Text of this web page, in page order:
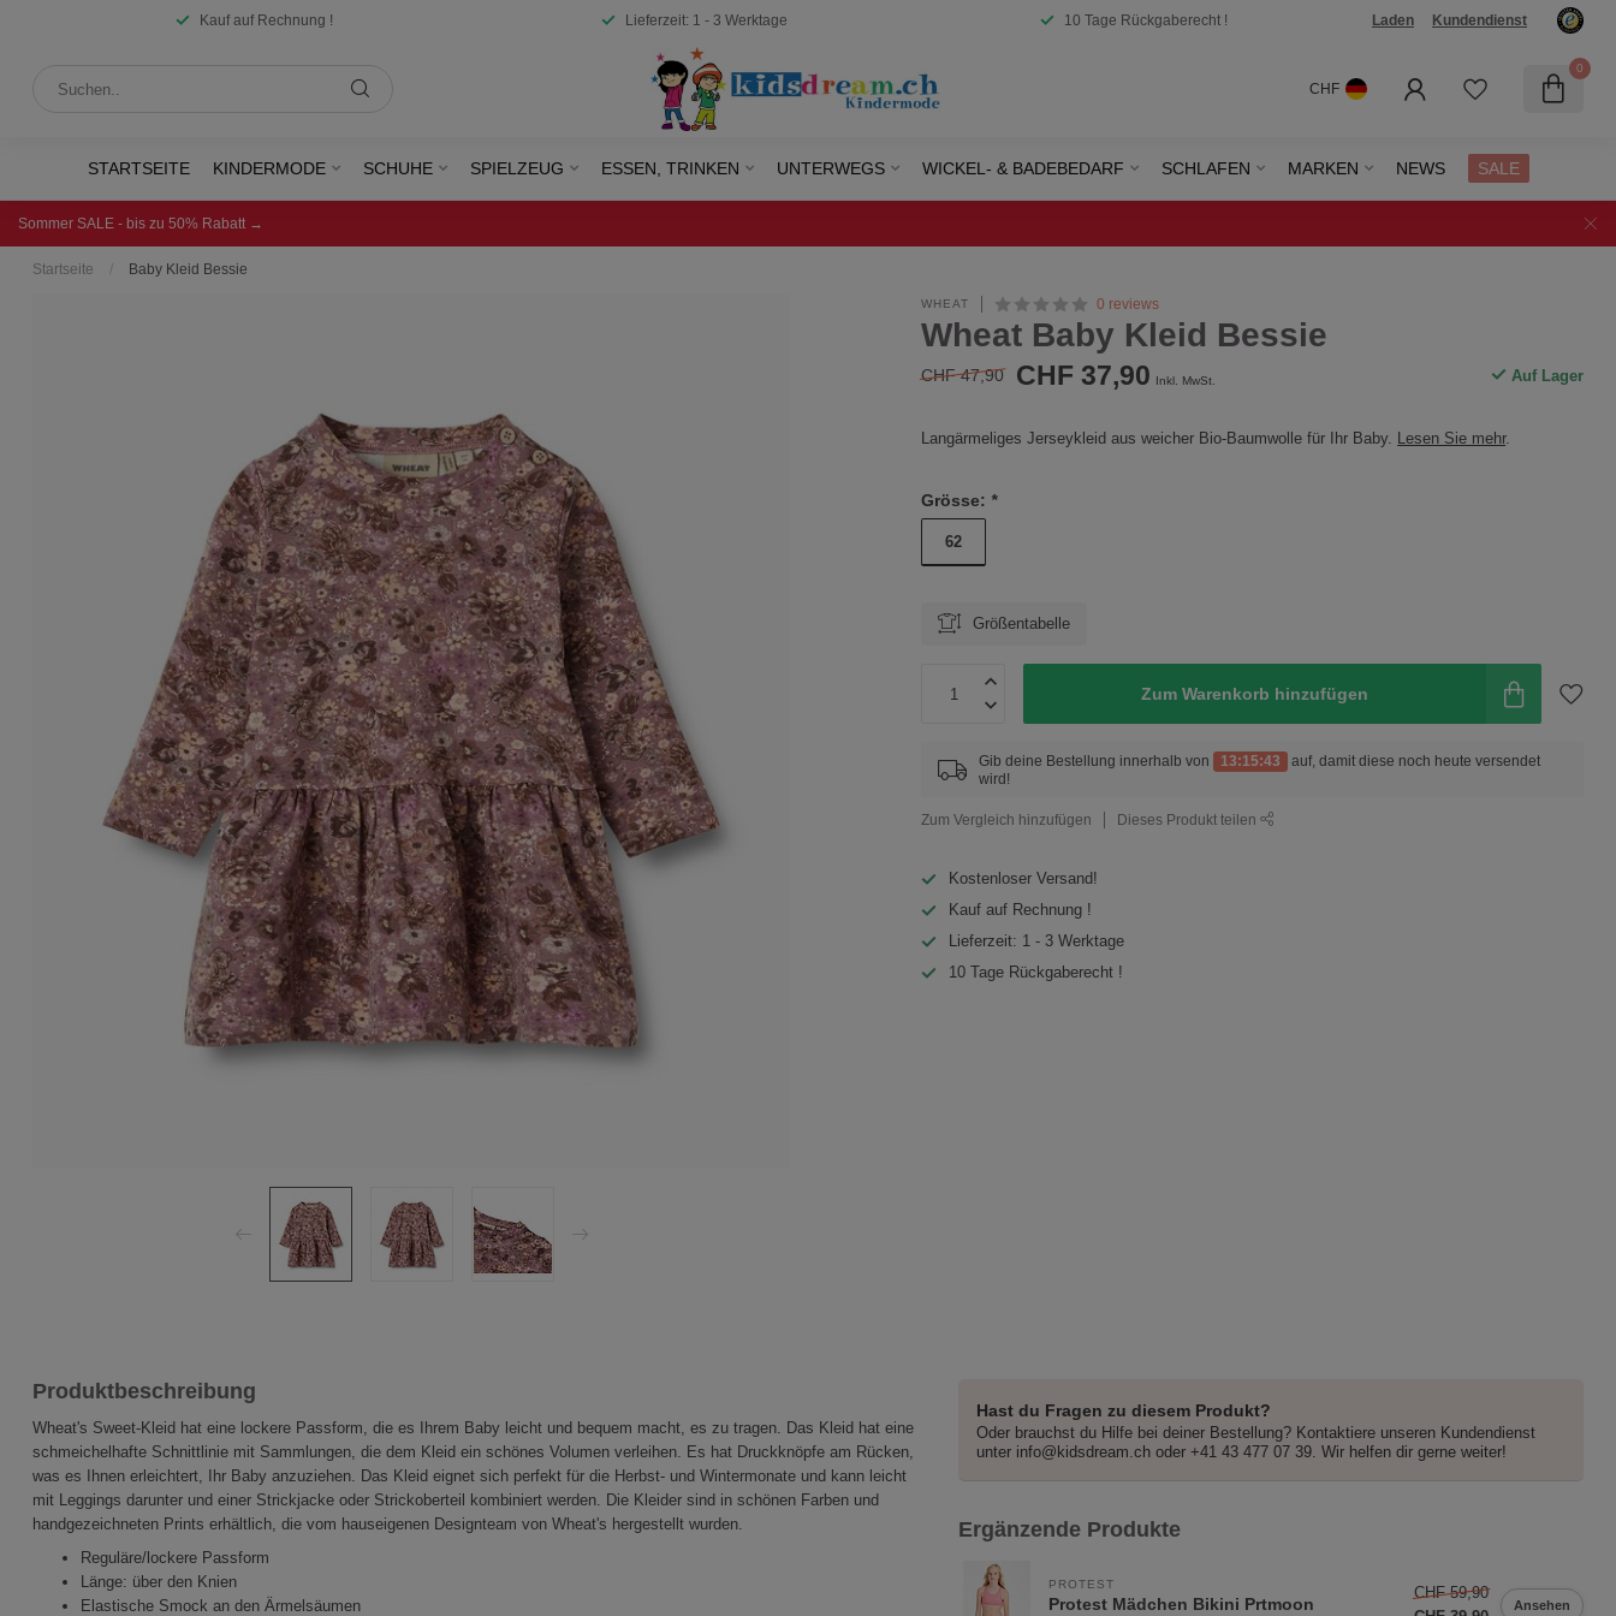
Kauf auf Rechnung ! Lieferzeit: 1 - 3 Werktage 10 Tage Rückgaberecht ! Laden Kundendienst
CHF
0
STARTSEITE KINDERMODE SCHUHE SPIELZEUG ESSEN, TRINKEN UNTERWEGS WICKEL- & BADEBEDARF SCHLAFEN MARKEN NEWS SALE
Sommer SALE - bis zu 50% Rabatt →
Startseite / Baby Kleid Bessie
WHEAT 0 reviews
Wheat Baby Kleid Bessie
CHF 47,90 CHF 37,90 Inkl. MwSt. Auf Lager
Langärmeliges Jerseykleid aus weicher Bio-Baumwolle für Ihr Baby. Lesen Sie mehr.
Grösse: *
62
Größentabelle
Zum Warenkorb hinzufügen
Gib deine Bestellung innerhalb von 13:15:42
auf, damit diese noch heute versendet
wird!
Zum Vergleich hinzufügen Dieses Produkt teilen
Kostenloser Versand!
Kauf auf Rechnung !
Lieferzeit: 1 - 3 Werktage
10 Tage Rückgaberecht !
Produktbeschreibung
Wheat's Sweet-Kleid hat eine lockere Passform, die es Ihrem Baby leicht und bequem macht, es zu tragen. Das Kleid hat eine
schmeichelhafte Schnittlinie mit Sammlungen, die dem Kleid ein schönes Volumen verleihen. Es hat Druckknöpfe am Rücken,
was es Ihnen erleichtert, Ihr Baby anzuziehen. Das Kleid eignet sich perfekt für die Herbst- und Wintermonate und kann leicht
mit Leggings darunter und einer Strickjacke oder Strickoberteil kombiniert werden. Die Kleider sind in schönen Farben und
handgezeichneten Prints erhältlich, die vom hauseigenen Designteam von Wheat's hergestellt wurden.
Reguläre/lockere Passform
Länge: über den Knien
Elastische Smock an den Ärmelsäumen
Hast du Fragen zu diesem Produkt?
Oder brauchst du Hilfe bei deiner Bestellung? Kontaktiere unseren Kundendienst
unter info@kidsdream.ch oder +41 43 477 07 39. Wir helfen dir gerne weiter!
Ergänzende Produkte
PROTEST
Protest Mädchen Bikini Prtmoon
CHF 59,90
Ansehen